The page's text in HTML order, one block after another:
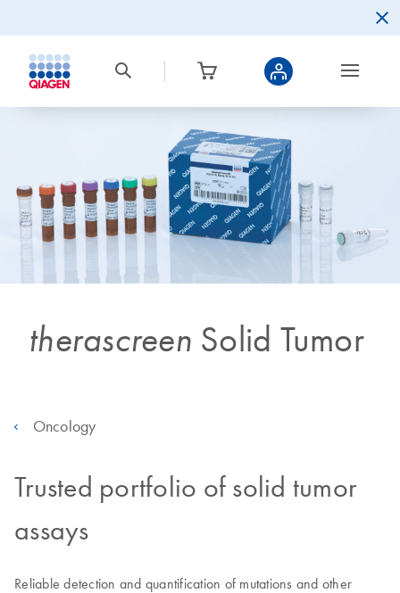
therascreen Solid Tumor
Oncology
Trusted portfolio of solid tumor
assays
Reliable detection and quantification of mutations and other